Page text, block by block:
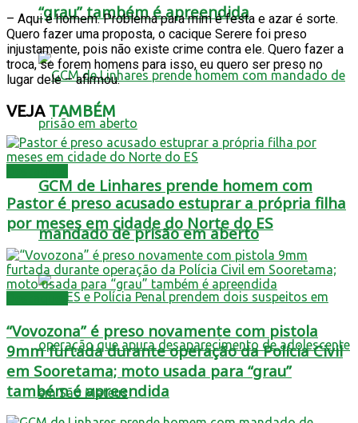
“grau” também é apreendida
GCM de Linhares prende homem com
mandado de prisão em aberto
– Aqui é homem. Problema para mim é festa e azar é sorte.
Quero fazer uma proposta, o cacique Serere foi preso
injustamente, pois não existe crime contra ele. Quero fazer a
troca, se forem homens para isso, eu quero ser preso no
lugar dele – afirmou.
VEJATAMBÉM
Pastor é preso acusado estuprar a própria filha
por meses em cidade do Norte do ES
“Vovozona” é preso novamente com pistola
9mm furtada durante operação da Polícia Civil
em Sooretama; moto usada para “grau”
também é apreendida